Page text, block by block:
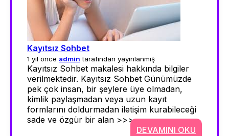
Kayıtsız Sohbet
1 yıl önce admin tarafından yayınlanmış
Kayıtsız Sohbet makalesi hakkında bilgiler
verilmektedir. Kayıtsız Sohbet Günümüzde
pek çok insan, bir şeylere üye olmadan,
kimlik paylaşmadan veya uzun kayıt
formlarını doldurmadan iletişim kurabileceği
sade ve özgür bir alan >>>
DEVAMINI OKU